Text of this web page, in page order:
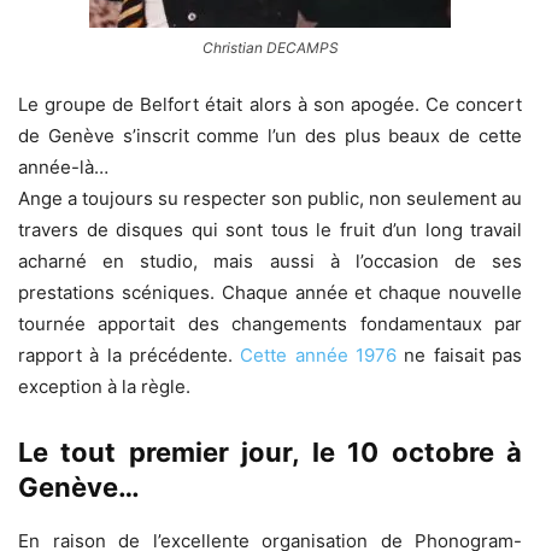
Christian DECAMPS
Le groupe de Belfort était alors à son apogée. Ce concert
de Genève s’inscrit comme l’un des plus beaux de cette
année-là…
Ange a toujours su respecter son public, non seulement au
travers de disques qui sont tous le fruit d’un long travail
acharné en studio, mais aussi à l’occasion de ses
prestations scéniques. Chaque année et chaque nouvelle
tournée apportait des changements fondamentaux par
rapport à la précédente. Cette année 1976 ne faisait pas
exception à la règle.
Le tout premier jour, le 10 octobre à
Genève…
En raison de l’excellente organisation de Phonogram-